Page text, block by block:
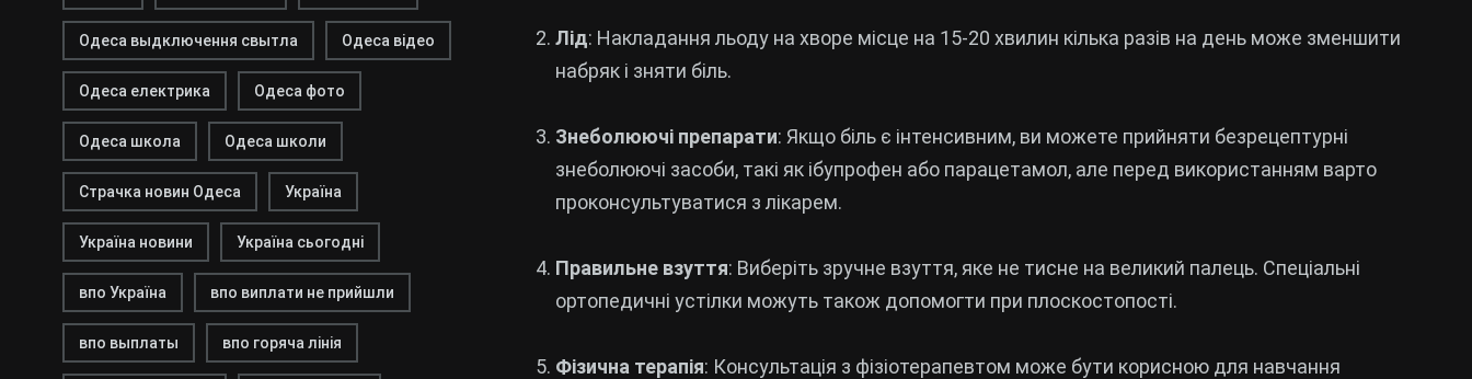
Одеса выдключення свытла Одеса відео
Одеса електрика Одеса фото
Одеса школа Одеса школи
Страчка новин Одеса Україна
Україна новини Україна сьогодні
впо Україна впо виплати не прийшли
впо выплаты впо горяча лінія
Лід: Накладання льоду на хворе місце на 15-20 хвилин кілька разів на день може зменшити
набряк і зняти біль.
Знеболюючі препарати: Якщо біль є інтенсивним, ви можете прийняти безрецептурні
знеболюючі засоби, такі як ібупрофен або парацетамол, але перед використанням варто
проконсультуватися з лікарем.
Правильне взуття: Виберіть зручне взуття, яке не тисне на великий палець. Спеціальні
ортопедичні устілки можуть також допомогти при плоскостопості.
Фізична терапія: Консультація з фізіотерапевтом може бути корисною для навчання